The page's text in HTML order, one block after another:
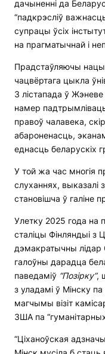
дачыненні да
“падкрэсліў
супрацы ўсіх
на прагматычнай і
Прадстаўляючы
чацвёртага цыкла
3 лістапада ў
намер
правоў чалавека,
абароненасць,
еднасць беларускіх
У той жа час многія
слуханнях, выказалі
становішча ў галіне
Улетку 2025 года на
сталіцы Фінляндыі з
дэмакратычны лідар
галоўны дарадца
паведаміў “Позірку”,
з уладамі ў Мінску
магчымы візіт
ЗША па
“Ціханоўская